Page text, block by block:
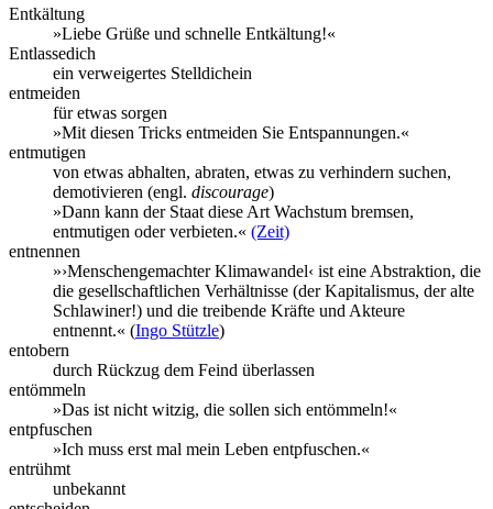
Entkältung
»Liebe Grüße und schnelle Entkältung!«
Entlassedich
ein verweigertes Stelldichein
entmeiden
für etwas sorgen
»Mit diesen Tricks entmeiden Sie Entspannungen.«
entmutigen
von etwas abhalten, abraten, etwas zu verhindern suchen,
demotivieren (engl. discourage)
»Dann kann der Staat diese Art Wachstum bremsen,
entmutigen oder verbieten.« (Zeit)
entnennen
»›Menschengemachter Klimawandel‹ ist eine Abstraktion, die
die gesellschaftlichen Verhältnisse (der Kapitalismus, der alte
Schlawiner!) und die treibende Kräfte und Akteure
entnennt.« (Ingo Stützle)
entobern
durch Rückzug dem Feind überlassen
entömmeln
»Das ist nicht witzig, die sollen sich entömmeln!«
entpfuschen
»Ich muss erst mal mein Leben entpfuschen.«
entrühmt
unbekannt